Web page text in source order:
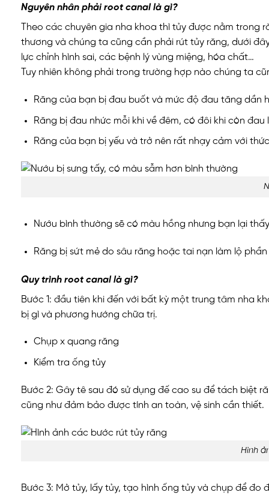
Nguyên nhân phải root canal là gì?
Theo các chuyên gia nha khoa thì tủy được nằm trong
thương và chúng ta cũng cần phải rút tủy răng, dưới
lực chỉnh hình sai, các bệnh lý vùng miệng, hóa chất…
Tuy nhiên không phải trong trường hợp nào chúng ta
Răng của bạn bị đau buốt và mức độ đau tăng dần
Răng bị đau nhức mỗi khi về đêm, có đôi khi còn
Răng của bạn bị yếu và trở nên rất nhạy cảm với
Nướu bình thường sẽ có màu hồng nhưng bạn lại
Răng bị sứt mẻ do sâu răng hoặc tai nạn làm lộ
Quy trình root canal là gì?
Bước 1: đầu tiên khi đến với bất kỳ một trung tâm nha
bị gì và phương hướng chữa trị.
Chụp x quang răng
Kiểm tra ống tủy
Bước 2: Gây tê sau đó sử dụng đế cao su để tách biệt
cũng như đảm bảo được tính an toàn, vệ sinh cần thiết.
Hình
Bước 3: Mở tủy, lấy tủy, tạo hình ống tủy và chụp để